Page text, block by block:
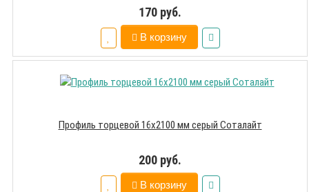
170 руб.
В корзину
Профиль торцевой 16х2100 мм серый Соталайт
200 руб.
В корзину